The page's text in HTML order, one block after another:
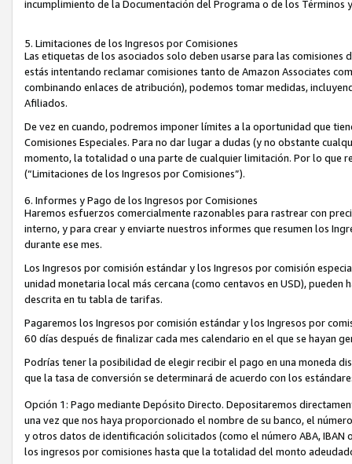
incumplimiento de la Documentación del Programa o de los Términos
5. Limitaciones de los Ingresos por Comisiones
Las etiquetas de los asociados solo deben usarse para las
estás intentando reclamar comisiones tanto de Amazon Associates
combinando enlaces de atribución), podemos tomar medidas,
Afiliados.
De vez en cuando, podremos imponer límites a la oportunidad que
Comisiones Especiales. Para no dar lugar a dudas (y no obstante
momento, la totalidad o una parte de cualquier limitación. Por lo que
(“Limitaciones de los Ingresos por Comisiones”).
6. Informes y Pago de los Ingresos por Comisiones
Haremos esfuerzos comercialmente razonables para rastrear con
interno, y para crear y enviarte nuestros informes que resumen los
durante ese mes.
Los Ingresos por comisión estándar y los Ingresos por comisión
unidad monetaria local más cercana (como centavos en USD),
descrita en tu tabla de tarifas.
Pagaremos los Ingresos por comisión estándar y los Ingresos por
60 días después de finalizar cada mes calendario en el que se hayan
Podrías tener la posibilidad de elegir recibir el pago en una moneda
que la tasa de conversión se determinará de acuerdo con los
Opción 1: Pago mediante Depósito Directo. Depositaremos
una vez que nos haya proporcionado el nombre de su banco, el
y otros datos de identificación solicitados (como el número ABA,
los ingresos por comisiones hasta que la totalidad del monto